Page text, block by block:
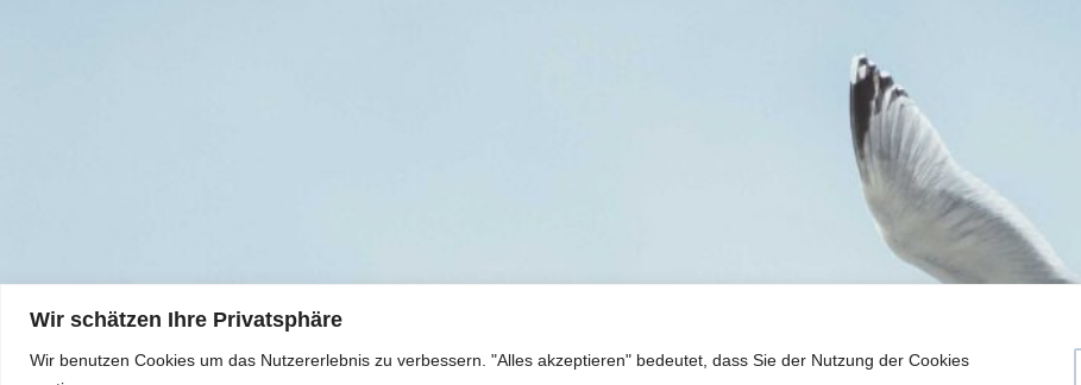
Wir schätzen Ihre Privatsphäre
Wir benutzen Cookies um das Nutzererlebnis zu verbessern. "Alles akzeptieren" bedeutet, dass Sie der Nutzung der Cookies